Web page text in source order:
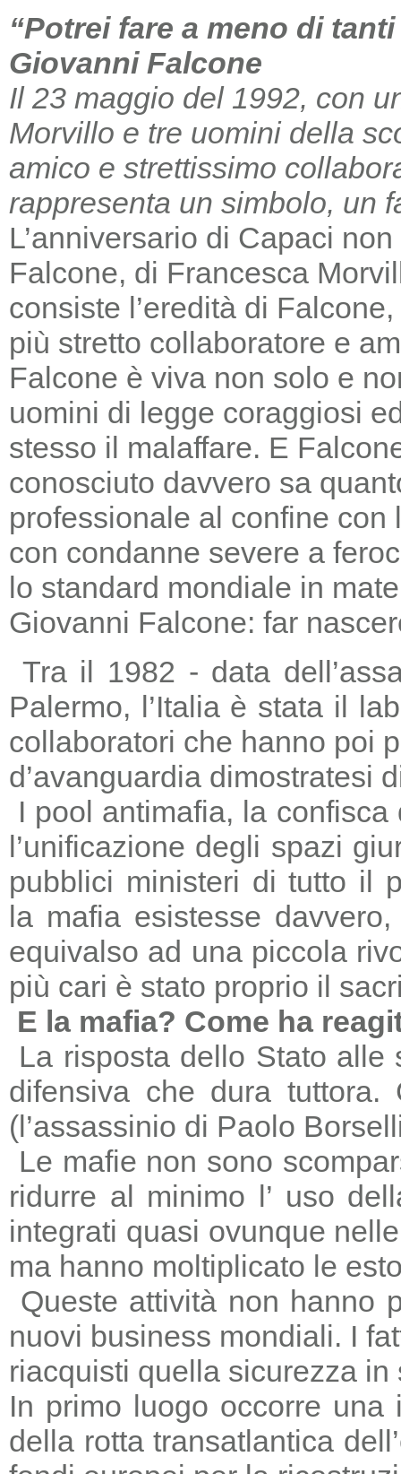
“Potrei fare a meno di
Giovanni Falcone
Il 23 maggio del 1992, con
Morvillo e tre uomini della
amico e strettissimo
rappresenta un simbolo, un
L’anniversario di Capaci
Falcone, di Francesca
consiste l’eredità di
più stretto collaboratore e
Falcone è viva non solo e
uomini di legge coraggiosi
stesso il malaffare. E
conosciuto davvero sa
professionale al confine
con condanne severe a
lo standard mondiale in
Giovanni Falcone: far
Tra il 1982 - data
Palermo, l’Italia è stata il
collaboratori che hanno poi
d’avanguardia dimostratesi
I pool antimafia, la
l’unificazione degli spazi
pubblici ministeri di tutto il
la mafia esistesse
equivalso ad una piccola
più cari è stato proprio il
E la mafia? Come ha
La risposta dello Stato alle
difensiva che dura
(l’assassinio di Paolo
Le mafie non sono
ridurre al minimo l’ uso
integrati quasi ovunque
ma hanno moltiplicato le
Queste attività non hanno
nuovi business mondiali. I
riacquisti quella sicurezza
In primo luogo occorre
della rotta transatlantica